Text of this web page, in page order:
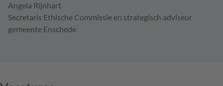
Angela Rijnhart
Secretaris Ethische Commissie en strategisch adviseur
gemeente Enschede